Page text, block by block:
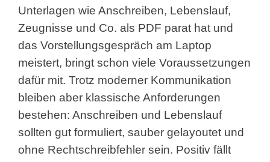
Unterlagen wie Anschreiben, Lebenslauf,
Zeugnisse und Co. als PDF parat hat und
das Vorstellungsgespräch am Laptop
meistert, bringt schon viele Voraussetzungen
dafür mit. Trotz moderner Kommunikation
bleiben aber klassische Anforderungen
bestehen: Anschreiben und Lebenslauf
sollten gut formuliert, sauber gelayoutet und
ohne Rechtschreibfehler sein. Positiv fällt